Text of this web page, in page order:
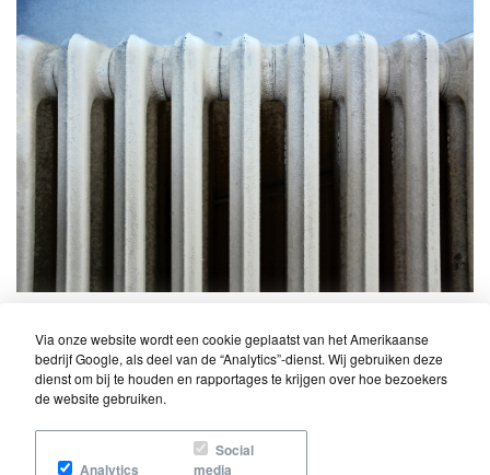
Via onze website wordt een cookie geplaatst van het Amerikaanse
bedrijf Google, als deel van de “Analytics”-dienst. Wij gebruiken deze
dienst om bij te houden en rapportages te krijgen over hoe bezoekers
de website gebruiken.
Analytics
Social
media